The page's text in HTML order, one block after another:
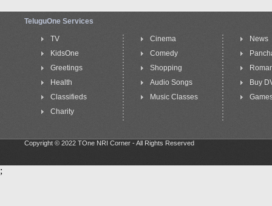
TeluguOne Services
TV
KidsOne
Greetings
Health
Classifieds
Charity
Cinema
Comedy
Shopping
Audio Songs
Music Classes
News
Buy
Copyright © 2022 TOne NRI Corner - All Rights Reserved
;